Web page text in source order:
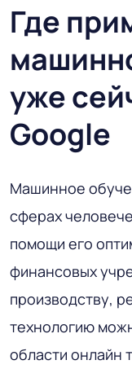
Где
уже
Google
Машинное
сферах
помощи его
финансовых
производству,
технологию
области онлайн